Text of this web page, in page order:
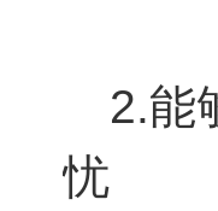
2.能
忧